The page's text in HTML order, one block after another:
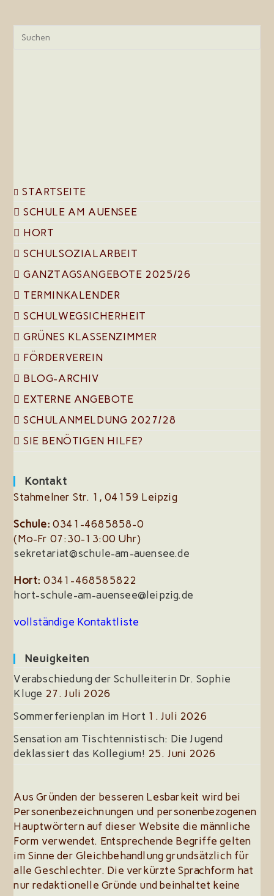
STARTSEITE
SCHULE AM AUENSEE
HORT
SCHULSOZIALARBEIT
GANZTAGSANGEBOTE 2025/26
TERMINKALENDER
SCHULWEGSICHERHEIT
GRÜNES KLASSENZIMMER
FÖRDERVEREIN
BLOG-ARCHIV
EXTERNE ANGEBOTE
SCHULANMELDUNG 2027/28
SIE BENÖTIGEN HILFE?
Kontakt
Stahmelner Str. 1, 04159 Leipzig
Schule: 0341-4685858-0
(Mo-Fr 07:30-13:00 Uhr)
sekretariat@schule-am-auensee.de
Hort: 0341-468585822
hort-schule-am-auensee@leipzig.de
vollständige Kontaktliste
Neuigkeiten
Verabschiedung der Schulleiterin Dr. Sophie
Kluge 27. Juli 2026
Sommerferienplan im Hort 1. Juli 2026
Sensation am Tischtennistisch: Die Jugend
deklassiert das Kollegium! 25. Juni 2026
Aus Gründen der besseren Lesbarkeit wird bei
Personenbezeichnungen und personenbezogenen
Hauptwörtern auf dieser Website die männliche
Form verwendet. Entsprechende Begriffe gelten
im Sinne der Gleichbehandlung grundsätzlich für
alle Geschlechter. Die verkürzte Sprachform hat
nur redaktionelle Gründe und beinhaltet keine